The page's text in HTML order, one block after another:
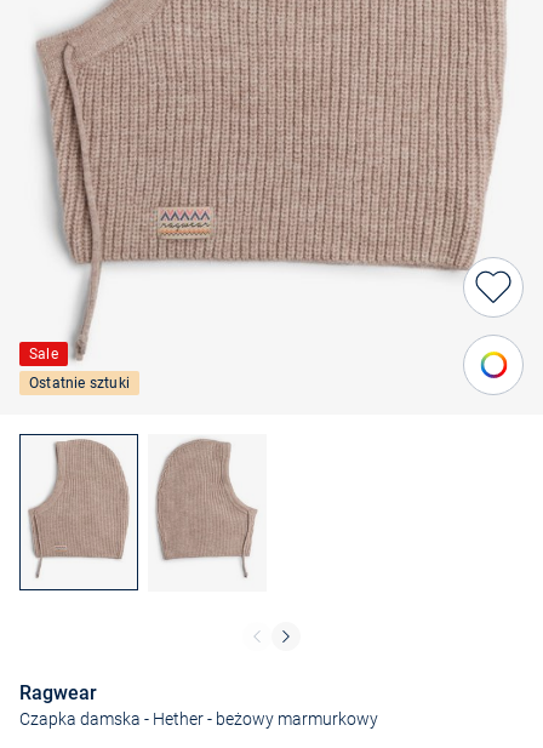
Sale
Ostatnie sztuki
Ragwear
Czapka damska - Hether- beżowy marmurkowy